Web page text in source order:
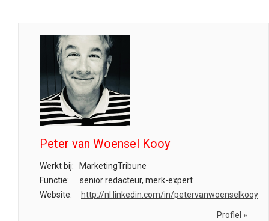
Peter van Woensel Kooy
Werkt bij:
MarketingTribune
Functie:
senior redacteur, merk-expert
Website:
http://nl.linkedin.com/in/petervanwoenselkooy
Profiel »